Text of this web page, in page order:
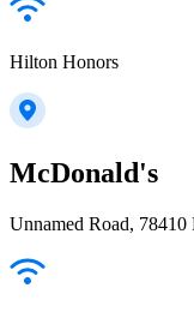
Hilton Honors
McDonald's
Unnamed Road, 78410